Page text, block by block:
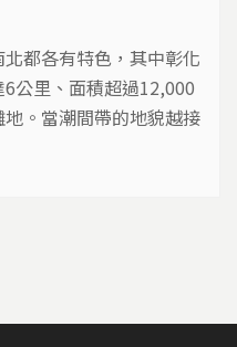
都各有特色，其中彰化
公里、面積超過12,000
。當潮間帶的地貌越接
越精彩。但是這片廣袤
發、外來植物入侵等問